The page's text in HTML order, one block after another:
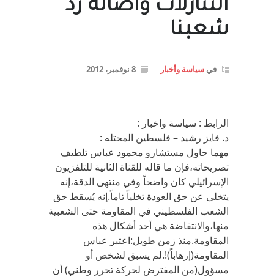
التنازلات واصالة رد
شعبنا
في سياسة وأخبار 8 نوفمبر، 2012
الرابط : سياسة واخبار :
د. فايز رشيد – فلسطين المحتله :
مهما حاول مستشارو محمود عباس تلطيف
تصريحاته،فإن ما قاله للقناة الثانية للتلفزيون
الإسرائيلي كان واضحاً وفي منتهى الدقة،إنه
يتخلى عن حق العودة تخلياً تاماً.إنه يُسقط حق
الشعب الفلسطيني في المقاومة حتى الشعبية
منها،والانتفاضة هي أحد أشكال هذه
المقاومة.منذ زمن طويل:اعتبر عباس
المقاومة(إرهاباً)!.لم يسبق لشخص أو
مسؤول(من المفترض لحركة تحرر وطني) أن